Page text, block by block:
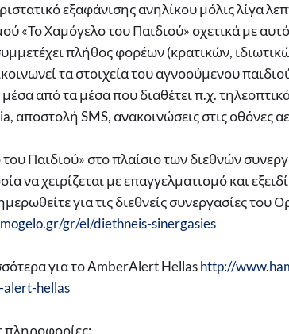
εξαφάνισης ανηλίκου μόλις λίγα
«Το Χαμόγελο του Παιδιού» σχετικά με
πλήθος φορέων (κρατικών,
τα στοιχεία του αγνοούμενου
από τα μέσα που διαθέτει π.χ.
αποστολή SMS, ανακοινώσεις στις οθόνες
Παιδιού» στο πλαίσιο των διεθνών
να χειρίζεται με επαγγελματισμό και
για τις διεθνείς συνεργασίες του
gr/el/diethneis-sinergasies
για το AmberAlert Hellashttp://
hellas
πληροφορίες: